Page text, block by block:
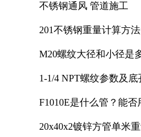
不锈钢通风 管道施工
201不锈钢重量计算方
M20螺纹大径和小径是
1-1/4 NPT螺纹参数及
F1010E是什么管？能否
20x40x2镀锌方管单米